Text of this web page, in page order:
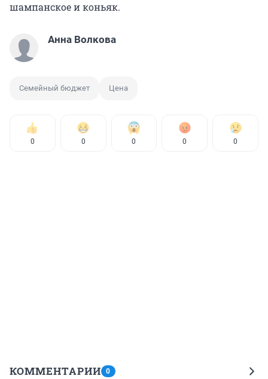
шампанское и коньяк.
Анна Волкова
Семейный бюджет Цена
0 0 0 0 0
КОММЕНТАРИИ 0